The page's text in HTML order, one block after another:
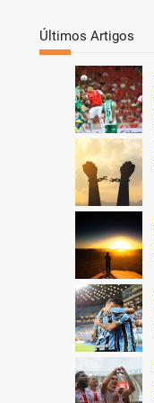
Últimos Artigos